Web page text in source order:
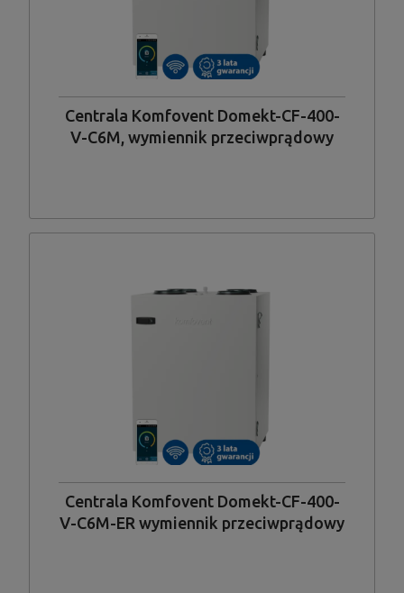
Centrala Komfovent Domekt-CF-400-
V-C6M, wymiennik przeciwprądowy
Centrala Komfovent Domekt-CF-400-
V-C6M-ER wymiennik przeciwprądowy